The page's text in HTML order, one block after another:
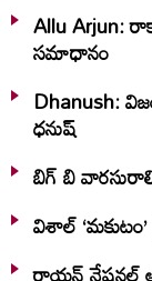
Allu Arjun:
సమాధానం
Dhanush:
ధనుష్‌
బిగ్ బి
విశాల్